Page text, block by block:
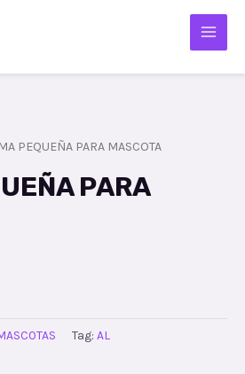
PEQUEÑA PARA MASCOTA
PARA
Tag: AL